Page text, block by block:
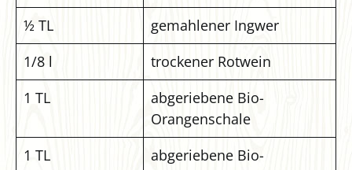
½ TL
gemahlener Ingwer
1/8 l
trockener Rotwein
1 TL
abgeriebene Bio-
Orangenschale
1 TL
abgeriebene Bio-